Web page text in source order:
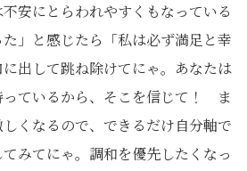
安にとらわれやすくもなっている
」と感じたら「私は必ず満足と幸
出して跳ね除けてにゃ。あなたは
っているから、そこを信じて！ ま
くなるので、できるだけ自分軸で
みてにゃ。調和を優先したくなっ